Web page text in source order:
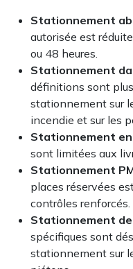
Stationnement
autorisée est
ou 48 heures.
Stationnement
définitions sont
stationnement sur
incendie et sur les
Stationnement en
sont limitées aux
Stationnement
places réservées
contrôles renforcés.
Stationnement
spécifiques sont
stationnement sur